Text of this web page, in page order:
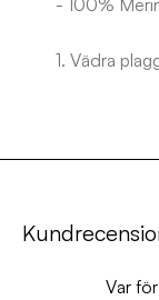
- 100%
1. Vädra
Var